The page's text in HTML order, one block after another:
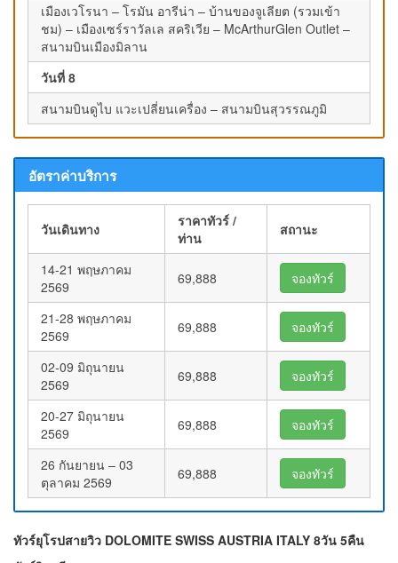
เมืองเวโรนา – โรมัน อารีน่า – บ้านของจูเลียต (รวมเข้า
ชม) – เมืองเซร์ราวัลเล สคริเวีย – McArthurGlen Outlet –
สนามบินเมืองมิลาน
วันที่ 8
สนามบินดูไบ แวะเปลี่ยนเครื่อง – สนามบินสุวรรณภูมิ
อัตราค่าบริการ
วันเดินทาง
ราคาทัวร์ /
ท่าน
สถานะ
14-21 พฤษภาคม
2569
69,888 จองทัวร์
21-28 พฤษภาคม
2569
69,888 จองทัวร์
02-09 มิถุนายน
2569
69,888 จองทัวร์
20-27 มิถุนายน
2569
69,888 จองทัวร์
26 กันยายน – 03
ตุลาคม 2569
69,888 จองทัวร์
ทัวร์ยุโรปสายวิว DOLOMITE SWISS AUSTRIA ITALY 8วัน 5คืน